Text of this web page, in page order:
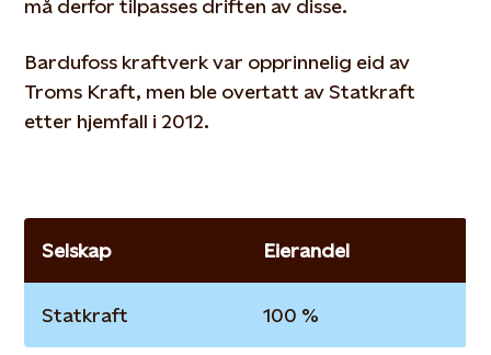
må derfor tilpasses driften av disse.
Bardufoss kraftverk var opprinnelig eid av
Troms Kraft, men ble overtatt av Statkraft
etter hjemfall i 2012.
Selskap Eierandel
Statkraft 100 %